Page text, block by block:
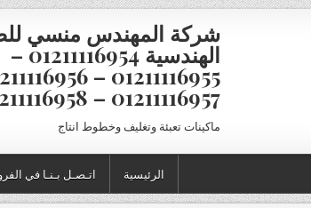
شركة المهندس منسي
الهندسية 01211116954 –
01211116957 – 01211116958
ماكينات تعبئة وتغليف وخطوط انتاج
اتـصـل بـنـا في الرئيسية